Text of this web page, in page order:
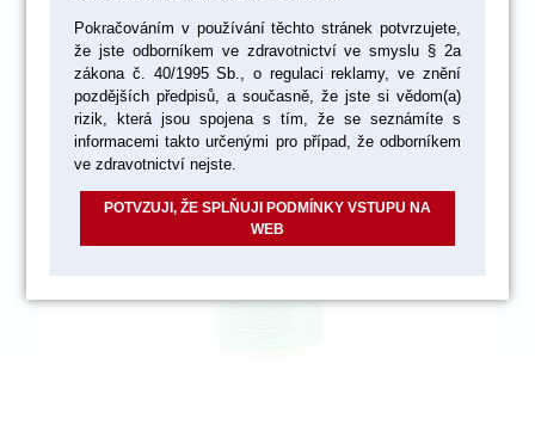
Pokračováním v používání těchto stránek potvrzujete,
že jste odborníkem ve zdravotnictví ve smyslu § 2a
zákona č. 40/1995 Sb., o regulaci reklamy, ve znění
pozdějších předpisů, a současně, že jste si vědom(a)
rizik, která jsou spojena s tím, že se seznámíte s
informacemi takto určenými pro případ, že odborníkem
ve zdravotnictví nejste.
POTVZUJI, ŽE SPLŇUJI PODMÍNKY VSTUPU NA
WEB